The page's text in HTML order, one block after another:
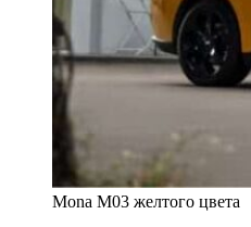
Mona M03 желтого цвета